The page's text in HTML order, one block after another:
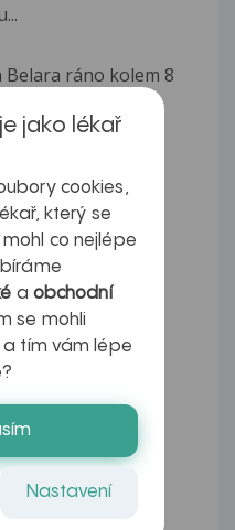
Belara ráno kolem 8
belara. Zhruba 9
pilulky...
na riziko
po...
prosím, poprosit o
vzala 7. aktivní
už pozdě, ale 22
jako lékař
cookies,
který se
co nejlépe
a obchodní
se mohli
tím vám lépe
Nastavení